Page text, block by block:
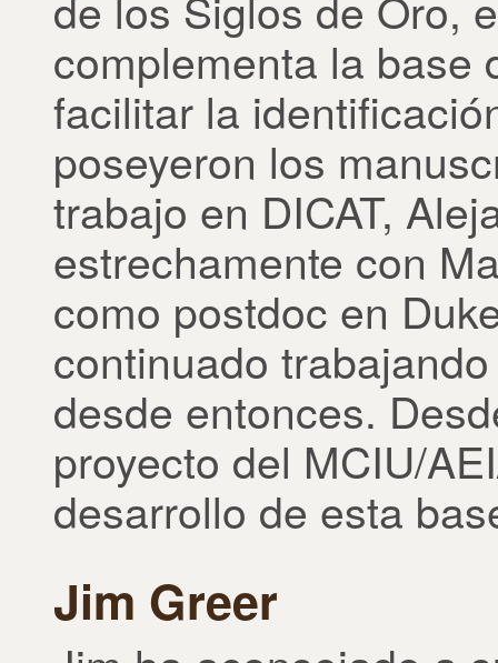
complementa la base
facilitar la
poseyeron los
trabajo en DICAT,
estrechamente con
como postdoc en
continuado
desde entonces.
proyecto del MCIU/
desarrollo de esta
Jim Greer